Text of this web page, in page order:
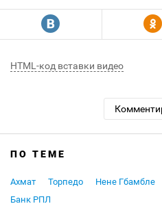
R Y
HTML-код вставки видео
ПО ТЕМЕ
Ахмат Торпедо Нене Гбамбле
Банк РПЛ